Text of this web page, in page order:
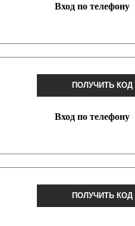
Вход по телефону
ПОЛУЧИТЬ КОД
Вход по телефону
ПОЛУЧИТЬ КОД